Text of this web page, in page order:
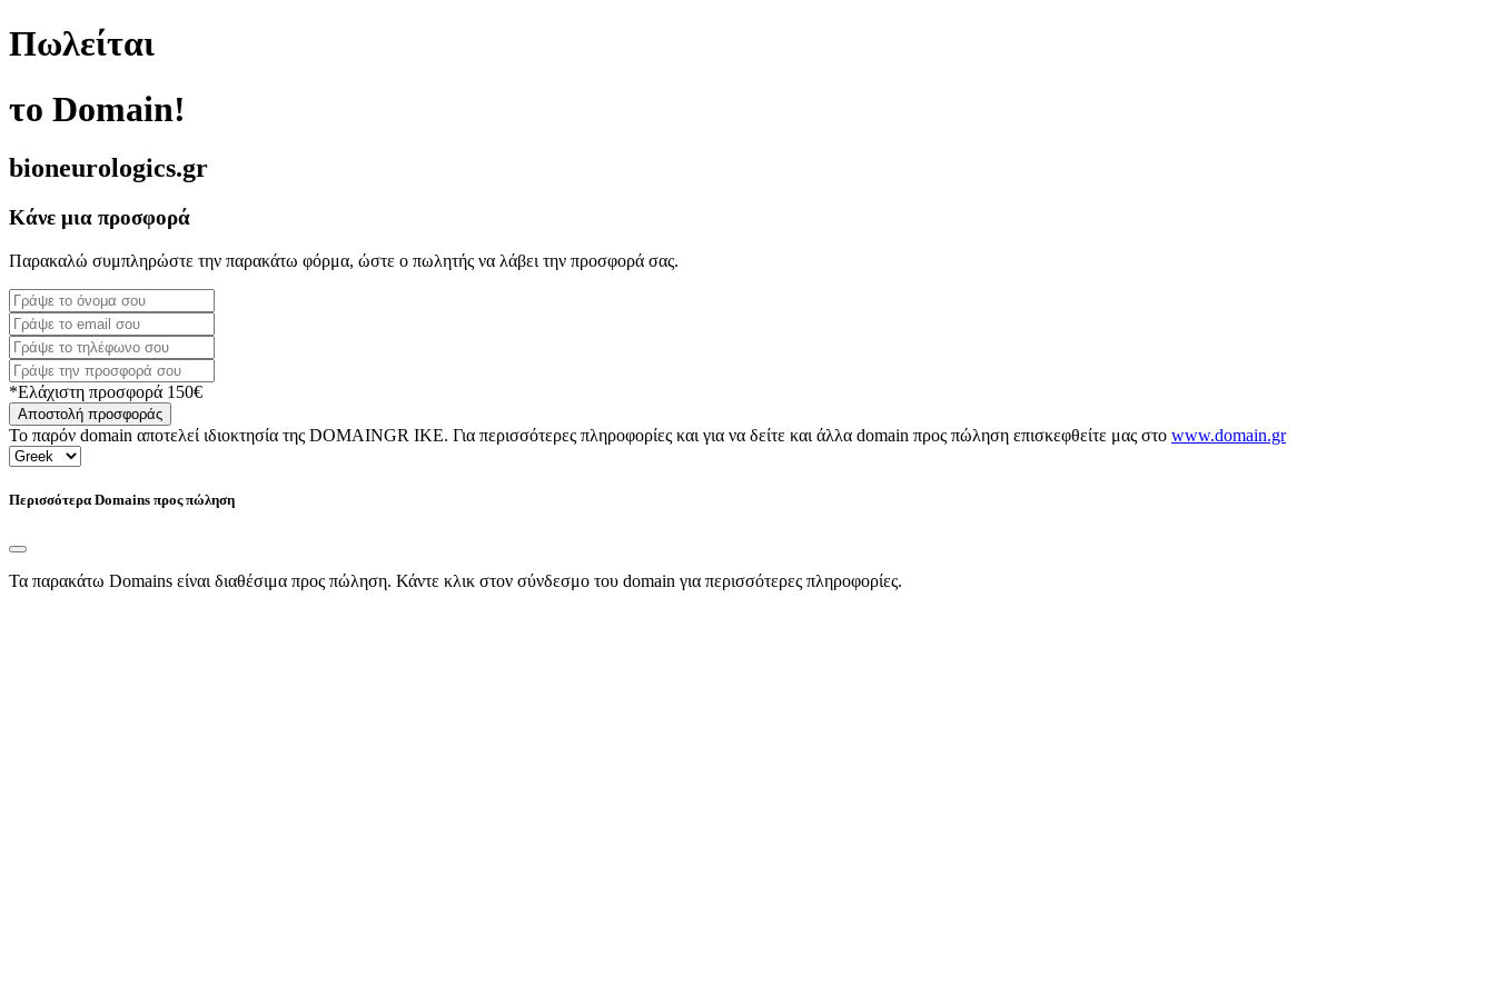
Πωλείται
το Domain!
bioneurologics.gr
Κάνε μια προσφορά
Παρακαλώ συμπληρώστε την παρακάτω φόρμα, ώστε ο πωλητής να λάβει την προσφορά σας.
*Ελάχιστη προσφορά 150€
Αποστολή προσφοράς
Το παρόν domain αποτελεί ιδιοκτησία της DOMAINGR ΙΚΕ. Για περισσότερες πληροφορίες και για να δείτε και άλλα domain προς πώληση επισκεφθείτε μας στο www.domain.gr
Περισσότερα Domains προς πώληση
Τα παρακάτω Domains είναι διαθέσιμα προς πώληση. Κάντε κλικ στον σύνδεσμο του domain για περισσότερες πληροφορίες.